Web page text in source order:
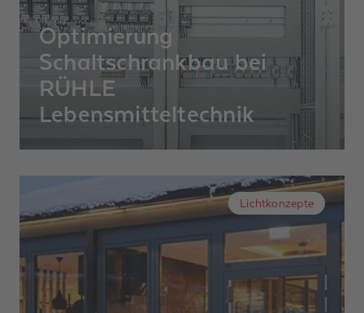
Optimierung
Schaltschrankbau bei
RÜHLE
Lebensmitteltechnik
Die Rühle GmbH mit Sitz in Grafenhausen
Familienunternehmen, das 1966 von
Marlene und Willy Rühle gegründet wurde
und seit 1999 in zweiter Generation von
Claus Rühle geführt wird.
Lichtkonzepte